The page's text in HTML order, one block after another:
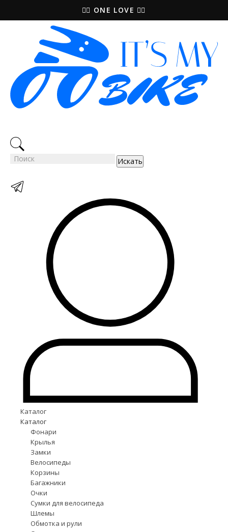
🚵‍♀️ ONE LOVE 🚴‍♀️
Искать
Каталог
Каталог
Фонари
Крылья
Замки
Велосипеды
Корзины
Багажники
Очки
Сумки для велосипеда
Шлемы
Обмотка и рули